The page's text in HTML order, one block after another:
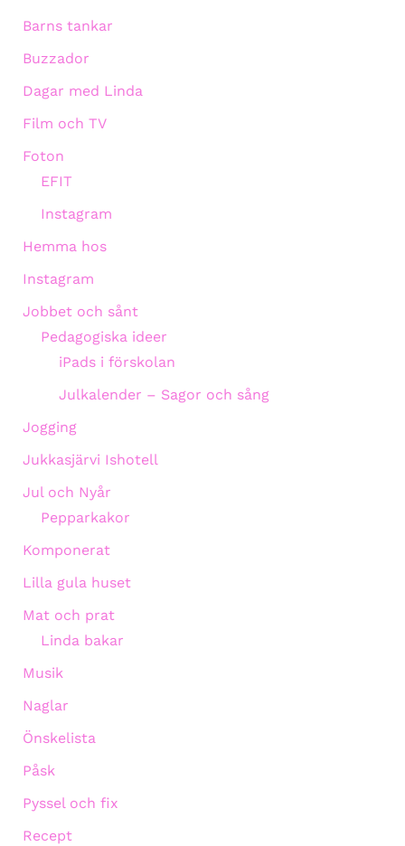
Barns tankar
Buzzador
Dagar med Linda
Film och TV
Foton
EFIT
Instagram
Hemma hos
Instagram
Jobbet och sånt
Pedagogiska ideer
iPads i förskolan
Julkalender – Sagor och sång
Jogging
Jukkasjärvi Ishotell
Jul och Nyår
Pepparkakor
Komponerat
Lilla gula huset
Mat och prat
Linda bakar
Musik
Naglar
Önskelista
Påsk
Pyssel och fix
Recept